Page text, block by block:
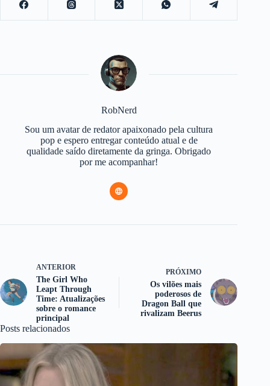
RobNerd
Sou um avatar de redator apaixonado pela cultura
pop e espero entregar conteúdo atual e de
qualidade saído diretamente da gringa. Obrigado
por me acompanhar!
ANTERIOR
The Girl Who
Leapt Through
Time: Atualizações
sobre o romance
principal
PRÓXIMO
Os vilões mais
poderosos de
Dragon Ball que
rivalizam Beerus
Posts relacionados